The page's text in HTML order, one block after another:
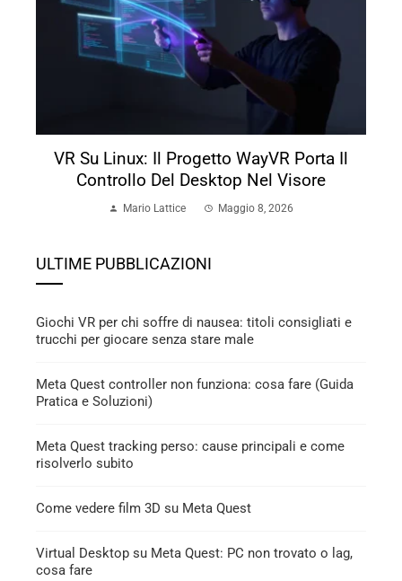
VR Su Linux: Il Progetto WayVR Porta Il
Controllo Del Desktop Nel Visore
Mario Lattice Maggio 8, 2026
ULTIME PUBBLICAZIONI
Giochi VR per chi soffre di nausea: titoli consigliati e
trucchi per giocare senza stare male
Meta Quest controller non funziona: cosa fare (Guida
Pratica e Soluzioni)
Meta Quest tracking perso: cause principali e come
risolverlo subito
Come vedere film 3D su Meta Quest
Virtual Desktop su Meta Quest: PC non trovato o lag,
cosa fare